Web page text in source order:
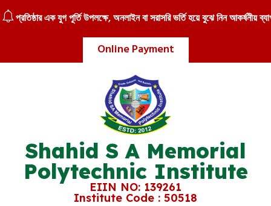
Online Payment
এক যুগ পূর্তি উপলক্ষে, অনলাইন বা সরাসরি ভর্তি হয়ে বুঝে নিন আকর্ষনীয়
Shahid S A Memorial
Polytechnic Institute
EIIN NO: 139261
Institute Code : 50518